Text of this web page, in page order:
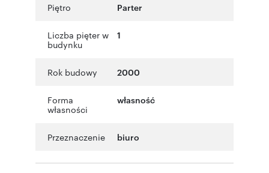
Piętro Parter
Liczba pięter w
budynku
1
Rok budowy 2000
Forma
własności
własność
Przeznaczenie biuro